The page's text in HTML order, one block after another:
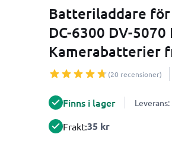
Batteriladdare för
DC-6300 DV-5070
Kamerabatterier
(20 recensioner)
Finns i lager
Frakt:35 kr